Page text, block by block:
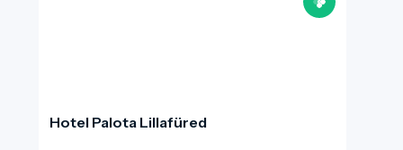
Hotel Palota Lillafüred